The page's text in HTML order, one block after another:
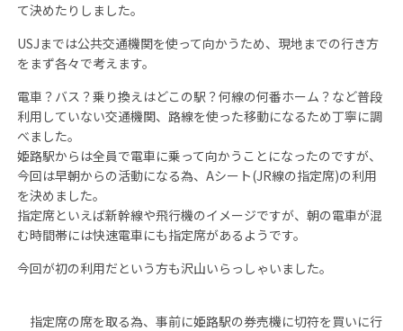
て決めたりしました。
USJまでは公共交通機関を使って向かうため、現地までの行き方
をまず各々で考えます。
電車？バス？乗り換えはどこの駅？何線の何番ホーム？など普段
利用していない交通機関、路線を使った移動になるため丁寧に調
べました。
姫路駅からは全員で電車に乗って向かうことになったのですが、
今回は早朝からの活動になる為、Aシート(JR線の指定席)の利用
を決めました。
指定席といえば新幹線や飛行機のイメージですが、朝の電車が混
む時間帯には快速電車にも指定席があるようです。
今回が初の利用だという方も沢山いらっしゃいました。
指定席の席を取る為、事前に姫路駅の券売機に切符を買いに行